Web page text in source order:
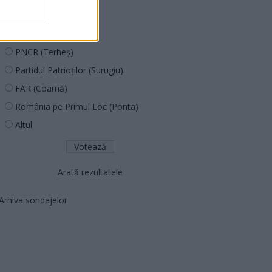
PNCR (Terheș)
Partidul Patrioților (Surugiu)
FAR (Coarnă)
România pe Primul Loc (Ponta)
Altul
Arată rezultatele
sondajelor